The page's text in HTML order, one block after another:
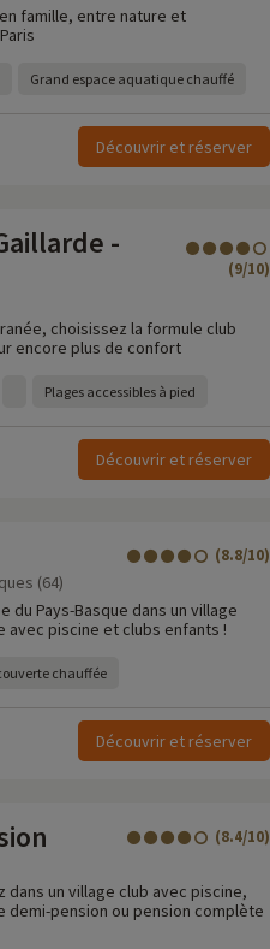
famille, entre nature et
Grand espace aquatique chauffé
Découvrir et réserver
-
(9/10)
choisissez la formule club
encore plus de confort
Plages accessibles à pied
Découvrir et réserver
(8.8/10)
(64)
du Pays-Basque dans un village
avec piscine et clubs enfants !
chauffée
Découvrir et réserver
(8.4/10)
un village club avec piscine,
pension ou pension complète